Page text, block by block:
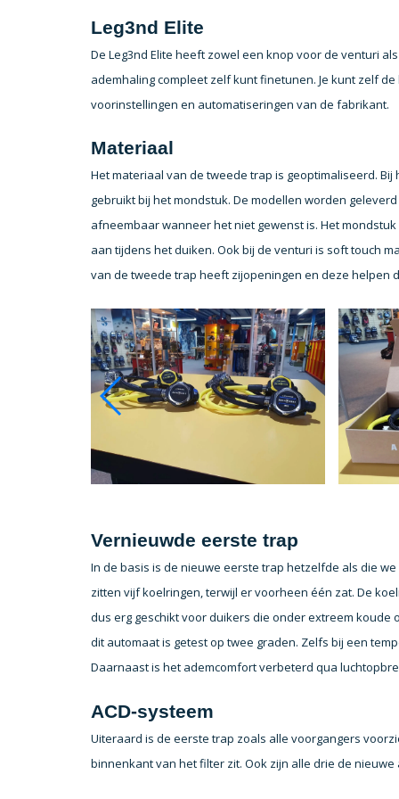
Leg3nd Elite
De Leg3nd Elite heeft zowel een knop voor de venturi
ademhaling compleet zelf kunt finetunen. Je kunt zelf
voorinstellingen en automatiseringen van de fabrikant.
Materiaal
Het materiaal van de tweede trap is geoptimaliseerd.
gebruikt bij het mondstuk. De modellen worden
afneembaar wanneer het niet gewenst is. Het
aan tijdens het duiken. Ook bij de venturi is soft touch
van de tweede trap heeft zijopeningen en deze helpen
Vernieuwde eerste trap
In de basis is de nieuwe eerste trap hetzelfde als die
zitten vijf koelringen, terwijl er voorheen één zat. De
dus erg geschikt voor duikers die onder extreem
dit automaat is getest op twee graden. Zelfs bij een
Daarnaast is het ademcomfort verbeterd qua
ACD-systeem
Uiteraard is de eerste trap zoals alle voorgangers
binnenkant van het filter zit. Ook zijn alle drie de